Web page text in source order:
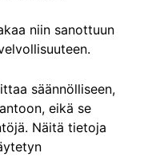
niin sanottuun
säännölliseen,
eikä se
Näitä tietoja